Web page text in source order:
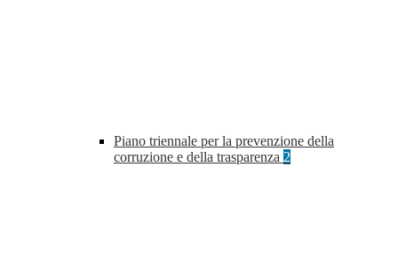
Piano triennale per la prevenzione della
corruzione e della trasparenza 2